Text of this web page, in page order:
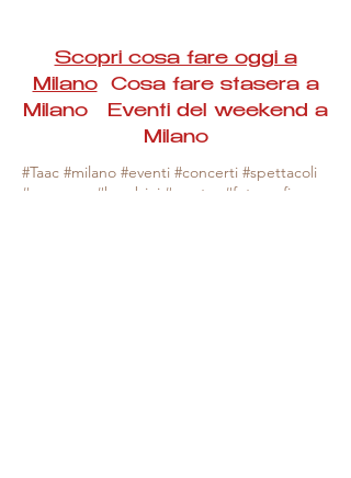
Scopri cosa fare oggi a
MilanoCosa fare stasera a
Milano Eventi del weekend a
Milano
#Taac #milano #eventi #concerti #spettacoli
#rassegne #bambini #mostre #fotografia